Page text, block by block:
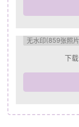
无水印(859张照
下